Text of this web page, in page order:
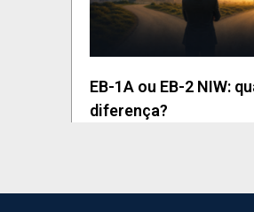
EB-1A ou EB-2 NIW:
diferença?